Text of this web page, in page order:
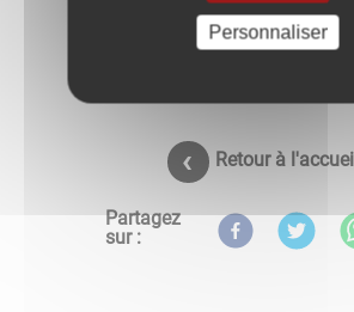
Retour à l'accueil
Partagez
sur :
Personnaliser